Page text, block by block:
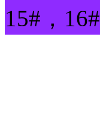
15#，